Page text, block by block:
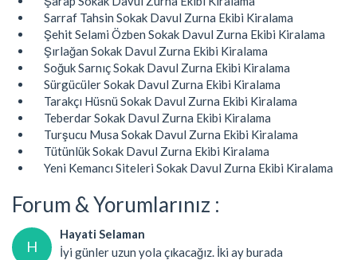
Sarraf Tahsin Sokak Davul Zurna Ekibi Kiralama
Şehit Selami Özben Sokak Davul Zurna Ekibi Kiralama
Şırlağan Sokak Davul Zurna Ekibi Kiralama
Soğuk Sarnıç Sokak Davul Zurna Ekibi Kiralama
Sürgücüler Sokak Davul Zurna Ekibi Kiralama
Tarakçı Hüsnü Sokak Davul Zurna Ekibi Kiralama
Teberdar Sokak Davul Zurna Ekibi Kiralama
Turşucu Musa Sokak Davul Zurna Ekibi Kiralama
Tütünlük Sokak Davul Zurna Ekibi Kiralama
Yeni Kemancı Siteleri Sokak Davul Zurna Ekibi Kiralama
Forum & Yorumlarınız :
H
Hayati Selaman
İyi günler uzun yola çıkacağız. İki ay burada